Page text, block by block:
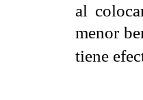
al
menor
tiene